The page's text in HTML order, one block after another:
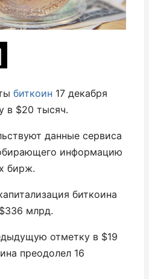
биткоин 17 декабря
в $20 тысяч.
данные сервиса
информацию
бирж.
биткоина
млрд.
отметку в $19
преодолел 16